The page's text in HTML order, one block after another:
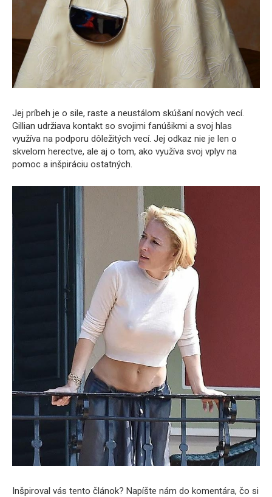
Jej príbeh je o sile, raste a neustálom skúšaní nových vecí.
Gillian udržiava kontakt so svojimi fanúšikmi a svoj hlas
využíva na podporu dôležitých vecí. Jej odkaz nie je len o
skvelom herectve, ale aj o tom, ako využíva svoj vplyv na
pomoc a inšpiráciu ostatných.
Inšpiroval vás tento článok? Napíšte nám do komentára, čo si